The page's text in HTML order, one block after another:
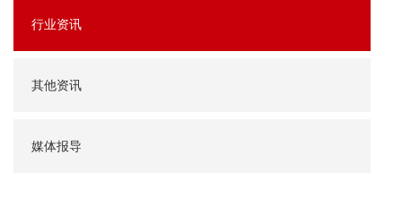
行业资讯
其他资讯
媒体报导